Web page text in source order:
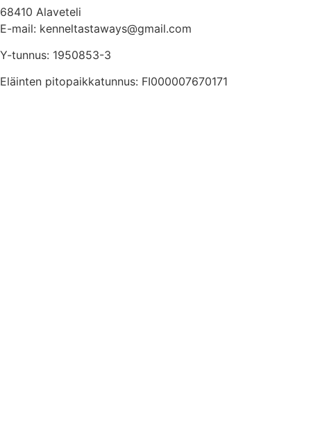
68410 Alaveteli
E-mail: kenneltastaways@gmail.com
Y-tunnus: 1950853-3
Eläinten pitopaikkatunnus: FI000007670171